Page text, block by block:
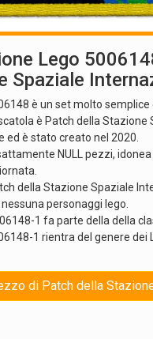
Lego
Spaziale
è un set molto semplice
scatola è Patch della Stazione
ed è stato creato nel 2020.
NULL pezzi,
della Stazione Spaziale
personaggi lego.
1 fa parte della della
1 rientra del genere dei
di Patch della